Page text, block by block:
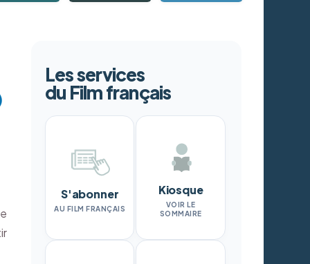
Les services
du Film français
S'abonner
AU FILM FRANÇAIS
Kiosque
VOIR LE
SOMMAIRE